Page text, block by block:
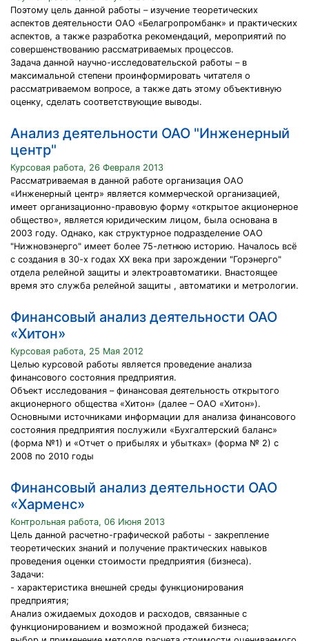
Поэтому цель данной работы – изучение теоретических
аспектов деятельности ОАО «Белагропромбанк» и практических
аспектов, а также разработка рекомендаций, мероприятий по
совершенствованию рассматриваемых процессов.
Задача данной научно-исследовательской работы – в
максимальной степени проинформировать читателя о
рассматриваемом вопросе, а также дать этому объективную
оценку, сделать соответствующие выводы.
Анализ деятельности ОАО "Инженерный
центр"
Курсовая работа, 26 Февраля 2013
Рассматриваемая в данной работе организация ОАО
«Инженерный центр» является коммерческой организацией,
имеет организационно-правовую форму «открытое акционерное
общество», является юридическим лицом, была основана в
2003 году. Однако, как структурное подразделение ОАО
"Нижновэнерго" имеет более 75-летнюю историю. Началось всё
с создания в 30-х годах ХХ века при зарождении "Горэнерго"
отдела релейной защиты и электроавтоматики. Внастоящее
время это служба релейной защиты , автоматики и метрологии.
Финансовый анализ деятельности ОАО
«Хитон»
Курсовая работа, 25 Мая 2012
Целью курсовой работы является проведение анализа
финансового состояния предприятия.
Объект исследования – финансовая деятельность открытого
акционерного общества «Хитон» (далее – ОАО «Хитон»).
Основными источниками информации для анализа финансового
состояния предприятия послужили «Бухгалтерский баланс»
(форма №1) и «Отчет о прибылях и убытках» (форма № 2) с
2008 по 2010 годы
Финансовый анализ деятельности ОАО
«Харменс»
Контрольная работа, 06 Июня 2013
Цель данной расчетно-графической работы - закрепление
теоретических знаний и получение практических навыков
проведения оценки стоимости предприятия (бизнеса).
Задачи:
- характеристика внешней среды функционирования
предприятия;
Анализ ожидаемых доходов и расходов, связанные с
функционированием и возможной продажей бизнеса;